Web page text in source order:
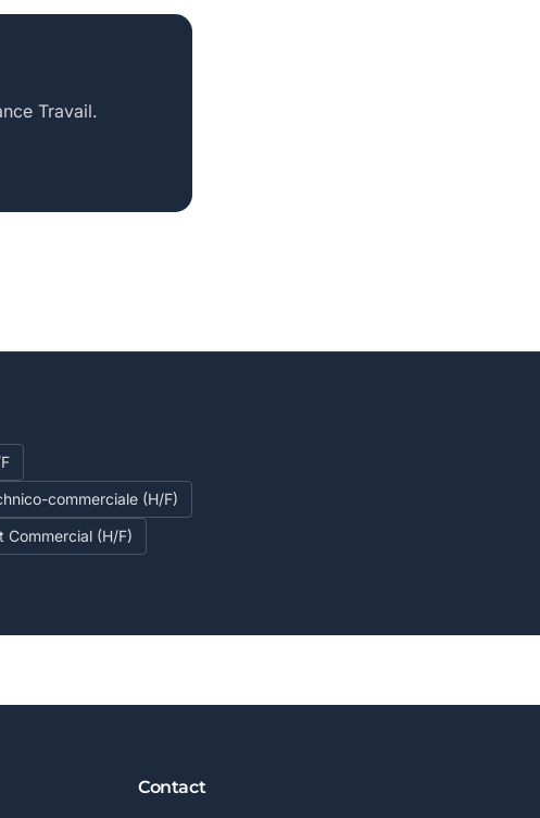
Travail.
commerciale (H/F)
Commercial (H/F)
Contact